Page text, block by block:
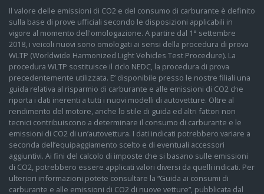
Il valore delle emissioni di CO2 e del consumo di carburante è definito
sulla base di prove ufficiali secondo le disposizioni applicabili in
vigore al momento dell'omologazione. A partire dal 1° settembre
2018, i veicoli nuovi sono omologati ai sensi della procedura di prova
WLTP (Worldwide Harmonized Light Vehicles Test Procedure). La
procedura WLTP sostituisce il ciclo NEDC, la procedura di prova
precedentemente utilizzata. E’ disponibile presso le nostre filiali una
guida relativa al risparmio di carburante e alle emissioni di CO2 che
riporta i dati inerenti a tutti i nuovi modelli di autovetture. Oltre al
rendimento del motore, anche lo stile di guida ed altri fattori non
tecnici contribuiscono a determinare il consumo di carburante e le
emissioni di CO2 di un’autovettura. I dati indicati potrebbero variare a
seconda dell’equipaggiamento scelto e di eventuali accessori
aggiuntivi. Ai fini del calcolo di imposte che si basano sulle emissioni
di CO2, potrebbero essere applicati valori diversi da quelli indicati. Per
ulteriori informazioni potete consultare la “Guida ai consumi di
carburante e alle emissioni di CO2 di nuove vetture”, pubblicata dal